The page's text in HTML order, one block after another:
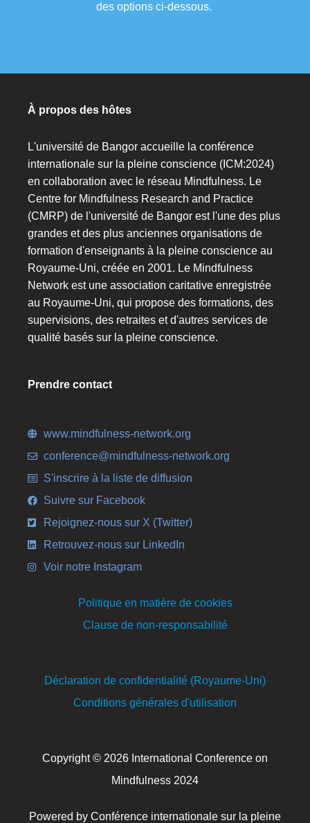
des options ci-dessous.
À propos des hôtes
L'université de Bangor accueille la conférence
internationale sur la pleine conscience (ICM:2024)
en collaboration avec le réseau Mindfulness. Le
Centre for Mindfulness Research and Practice
(CMRP) de l'université de Bangor est l'une des plus
grandes et des plus anciennes organisations de
formation d'enseignants à la pleine conscience au
Royaume-Uni, créée en 2001. Le Mindfulness
Network est une association caritative enregistrée
au Royaume-Uni, qui propose des formations, des
supervisions, des retraites et d'autres services de
qualité basés sur la pleine conscience.
Prendre contact
www.mindfulness-network.org
conference@mindfulness-network.org
S'inscrire à la liste de diffusion
Suivre sur Facebook
Rejoignez-nous sur X (Twitter)
Retrouvez-nous sur LinkedIn
Voir notre Instagram
Politique en matière de cookies
Clause de non-responsabilité
Déclaration de confidentialité (Royaume-Uni)
Conditions générales d'utilisation
Copyright © 2026 International Conference on
Mindfulness 2024
Powered by Conférence internationale sur la pleine